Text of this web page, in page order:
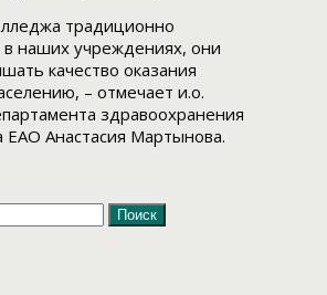
традиционно
в наших учреждениях, они
качество оказания
– отмечает и.о.
здравоохранения
ЕАО Анастасия Мартынова.